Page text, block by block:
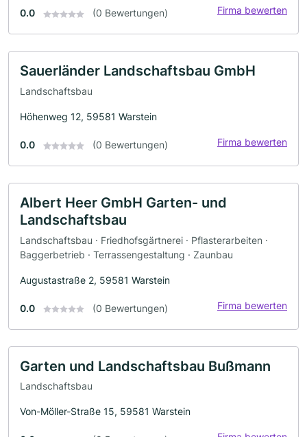
0.0 (0 Bewertungen) Firma bewerten
Sauerländer Landschaftsbau GmbH
Landschaftsbau
Höhenweg 12, 59581 Warstein
0.0 (0 Bewertungen) Firma bewerten
Albert Heer GmbH Garten- und
Landschaftsbau
Landschaftsbau · Friedhofsgärtnerei · Pflasterarbeiten ·
Baggerbetrieb · Terrassengestaltung · Zaunbau
Augustastraße 2, 59581 Warstein
0.0 (0 Bewertungen) Firma bewerten
Garten und Landschaftsbau Bußmann
Landschaftsbau
Von-Möller-Straße 15, 59581 Warstein